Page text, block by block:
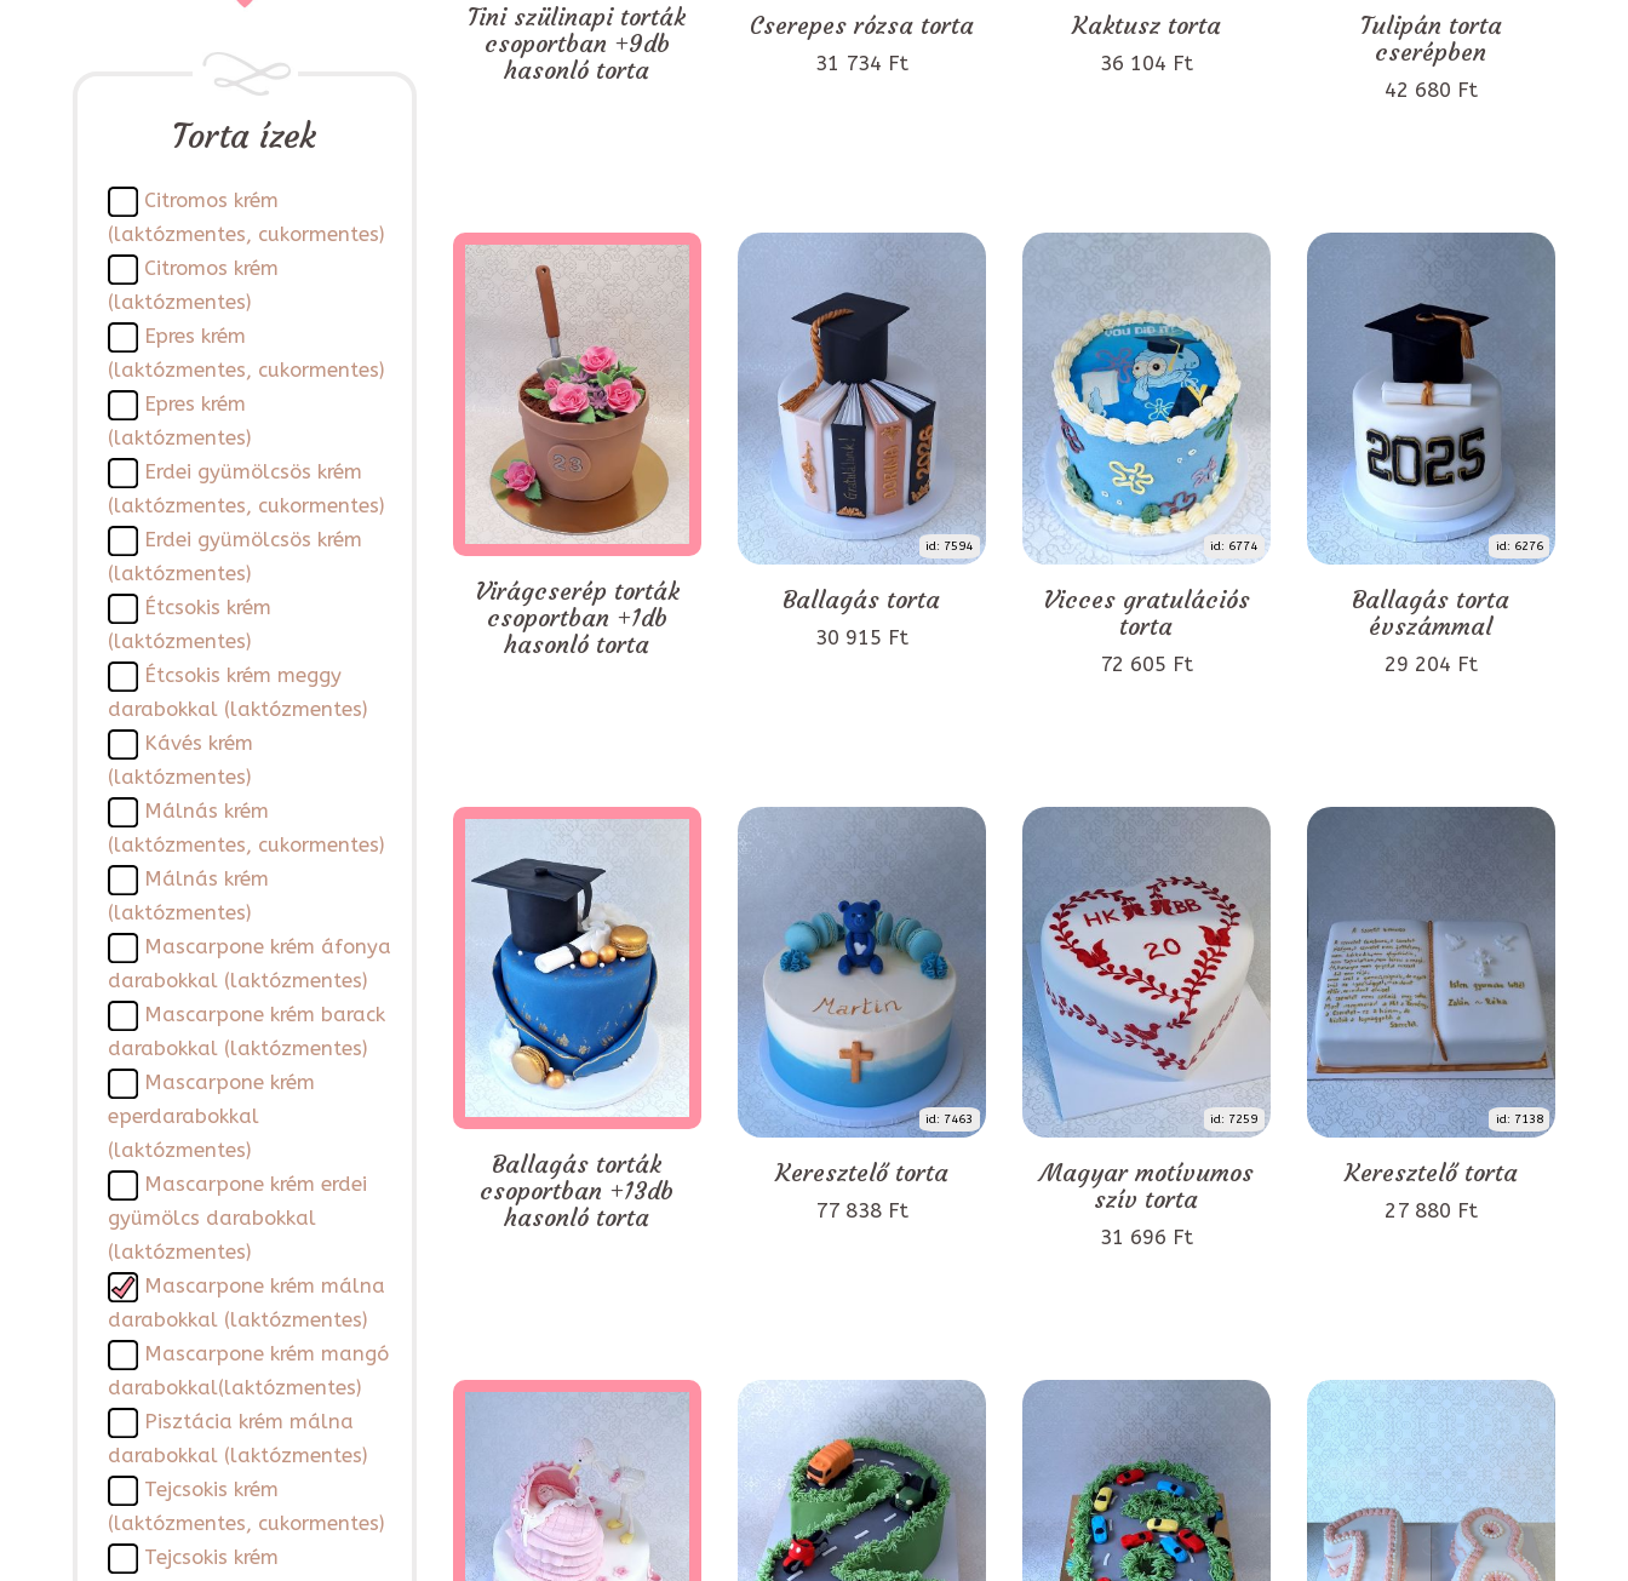
Torta ízek
Citromos krém
(laktózmentes, cukormentes)
Citromos krém
(laktózmentes)
Epres krém
(laktózmentes, cukormentes)
Epres krém
(laktózmentes)
Erdei gyümölcsös krém
(laktózmentes, cukormentes)
Erdei gyümölcsös krém
(laktózmentes)
Étcsokis krém
(laktózmentes)
Étcsokis krém meggy
darabokkal (laktózmentes)
Kávés krém
(laktózmentes)
Málnás krém
(laktózmentes, cukormentes)
Málnás krém
(laktózmentes)
Mascarpone krém áfonya
darabokkal (laktózmentes)
Mascarpone krém barack
darabokkal (laktózmentes)
Mascarpone krém
eperdarabokkal
(laktózmentes)
Mascarpone krém erdei
gyümölcs darabokkal
(laktózmentes)
Mascarpone krém málna
darabokkal (laktózmentes)
Mascarpone krém mangó
darabokkal(laktózmentes)
Pisztácia krém málna
darabokkal (laktózmentes)
Tejcsokis krém
(laktózmentes, cukormentes)
Tejcsokis krém
Tini szülinapi torták
csoportban +9db
hasonló torta
Cserepes rózsa torta
31 734 Ft
Kaktusz torta
36 104 Ft
Tulipán torta
cserépben
42 680 Ft
Virágcserép torták
csoportban +1db
hasonló torta
id: 7594
Ballagás torta
30 915 Ft
id: 6774
Vicces gratulációs
torta
72 605 Ft
id: 6276
Ballagás torta
évszámmal
29 204 Ft
Ballagás torták
csoportban +13db
hasonló torta
id: 7463
Keresztelő torta
77 838 Ft
id: 7259
Magyar motívumos
szív torta
31 696 Ft
id: 7138
Keresztelő torta
27 880 Ft